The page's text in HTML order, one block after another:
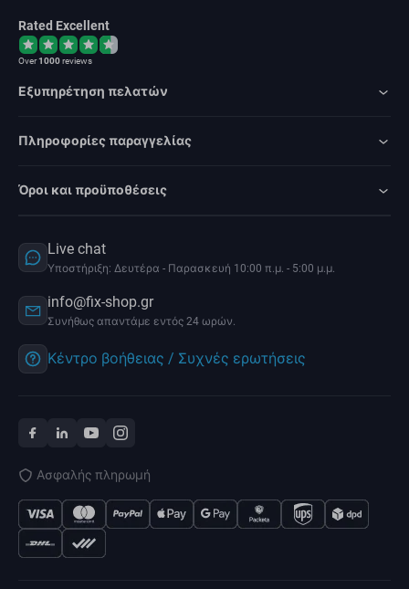
Rated Excellent
Over1000reviews
Εξυπηρέτηση πελατών
Πληροφορίες παραγγελίας
Όροι και προϋποθέσεις
Live chat
Υποστήριξη: Δευτέρα - Παρασκευή 10:00 π.μ. - 5:00 μ.μ.
info@fix-shop.gr
Συνήθως απαντάμε εντός 24 ωρών.
Κέντρο βοήθειας / Συχνές ερωτήσεις
Ασφαλής πληρωμή